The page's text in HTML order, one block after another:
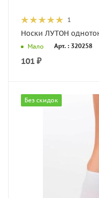
1
Носки ЛУТОН
Мало Арт. : 320258
101 ₽
Без скидок